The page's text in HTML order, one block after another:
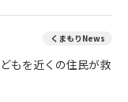
くまもりNews
もを近くの住民が救